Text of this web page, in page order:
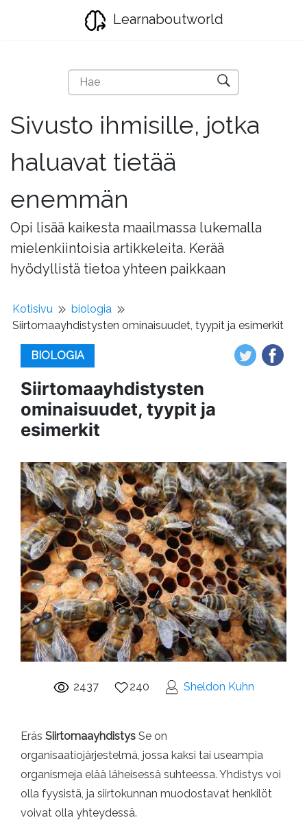
Learnaboutworld
Sivusto ihmisille, jotka
haluavat tietää
enemmän
Opi lisää kaikesta maailmassa lukemalla
mielenkiintoisia artikkeleita. Kerää
hyödyllistä tietoa yhteen paikkaan
Kotisivu
biologia
Siirtomaayhdistysten ominaisuudet, tyypit ja esimerkit
BIOLOGIA
Siirtomaayhdistysten
ominaisuudet, tyypit ja
esimerkit
2437 240 Sheldon Kuhn
Eräs Siirtomaayhdistys Se on
organisaatiojärjestelmä, jossa kaksi tai useampia
organismeja elää läheisessä suhteessa. Yhdistys voi
olla fyysistä, ja siirtokunnan muodostavat henkilöt
voivat olla yhteydessä.